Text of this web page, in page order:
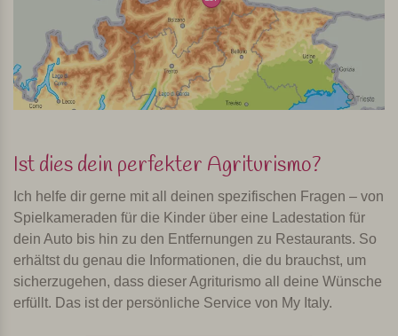
Ist dies dein perfekter Agriturismo?
Ich helfe dir gerne mit all deinen spezifischen Fragen – von
Spielkameraden für die Kinder über eine Ladestation für
dein Auto bis hin zu den Entfernungen zu Restaurants. So
erhältst du genau die Informationen, die du brauchst, um
sicherzugehen, dass dieser Agriturismo all deine Wünsche
erfüllt. Das ist der persönliche Service von My Italy.